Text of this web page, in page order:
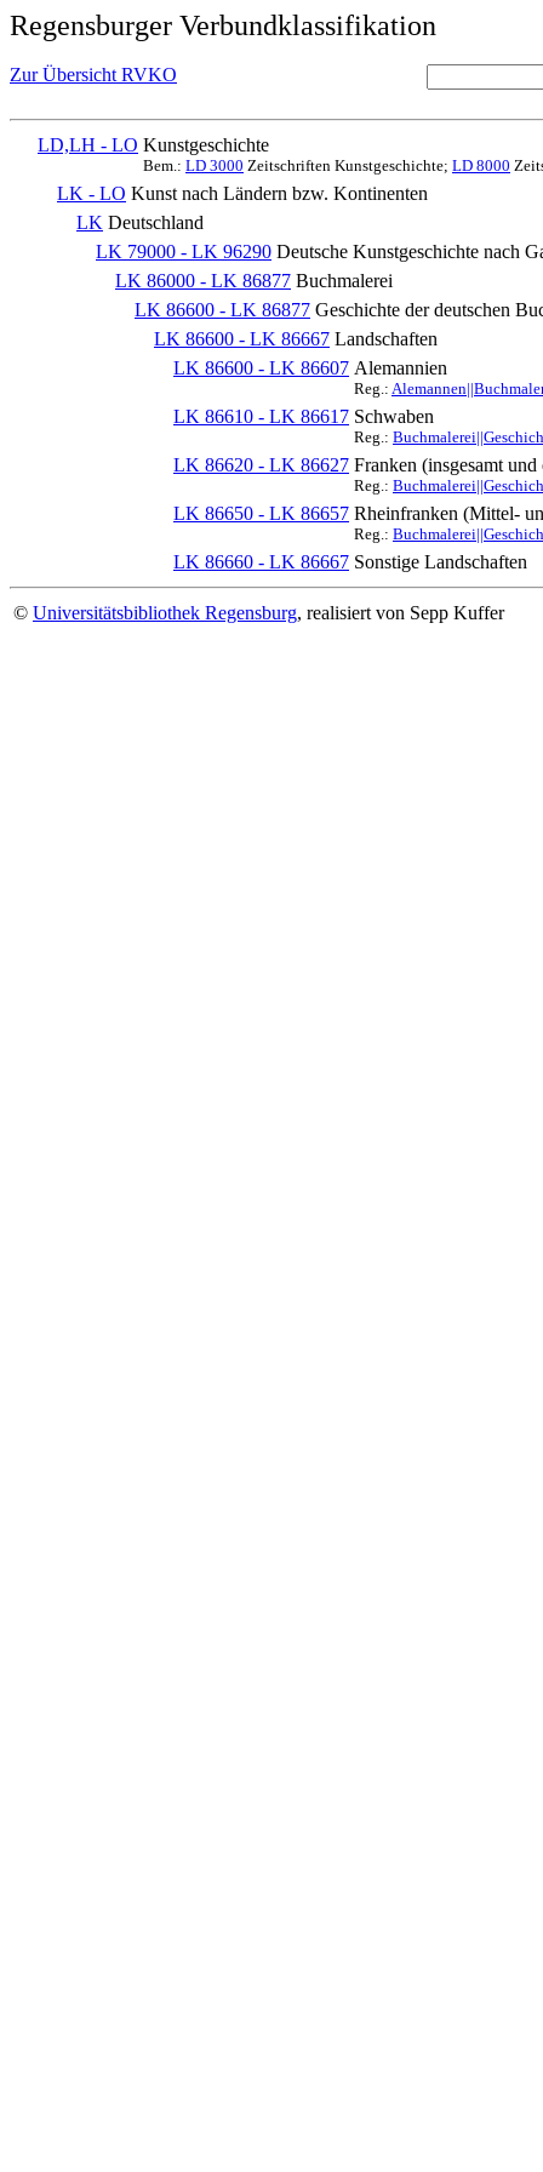
Regensburger Verbundklassifikation
Zur Übersicht RVKO
LD,LH - LO Kunstgeschichte
Bem.: LD 3000 Zeitschriften Kunstgeschichte; LD 8000
LK - LO Kunst nach Ländern bzw. Kontinenten
LK Deutschland
LK 79000 - LK 96290 Deutsche Kunstgeschichte nach
LK 86000 - LK 86877 Buchmalerei
LK 86600 - LK 86877 Geschichte der deutschen
LK 86600 - LK 86667 Landschaften
LK 86600 - LK 86607 Alemannien
Reg.:
LK 86610 - LK 86617 Schwaben
Reg.:
LK 86620 - LK 86627 Franken (insgesamt
Reg.:
LK 86650 - LK 86657 Rheinfranken (Mittel-
Reg.:
LK 86660 - LK 86667 Sonstige Landschaften
© Universitätsbibliothek Regensburg, realisiert von Sepp Kuffer